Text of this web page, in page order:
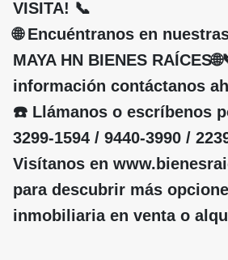
VISITA! 📞
🌐 Encuéntranos en
MAYA HN BIENES
información contáctanos
☎️ Llámanos o escríbenos
3299-1594 / 9440-3990 /
Visítanos en
para descubrir más
inmobiliaria en venta o